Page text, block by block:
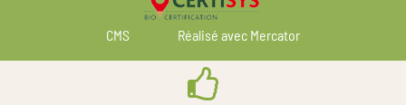
CMS Réalisé avec Mercator